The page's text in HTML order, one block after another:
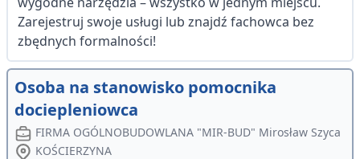
Zarejestruj swoje usługi lub znajdź fachowca bez
zbędnych formalności!
Osoba na stanowisko pomocnika
dociepleniowca
FIRMA OGÓLNOBUDOWLANA "MIR-BUD" Mirosław Szyca
KOŚCIERZYNA